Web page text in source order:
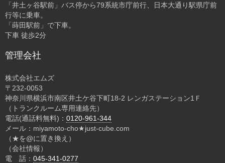
「井土ヶ谷駅前」バス停から79系統市庁前行、日本大通り駅県庁前
行等に乗車。
「蒔田駅前」で下車。
下車 徒歩2分
管理会社
株式会社エムズ
〒232-0053
神奈川県横浜市南区井土ケ谷下町18-2 レンガステーション1Ｆ
（トランクルーム専用連絡先）
電話(通話料無料)： 0120-961-344
メール：miyamoto-cho★just-cube.com
（★を@に置き換え）
（会社情報）
電 話： 045-341-0277